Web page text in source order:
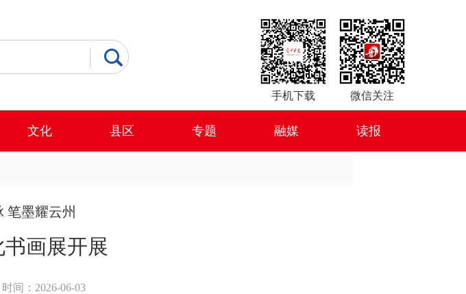
手机下载 微信关注
文化 县区 专题 融媒 读报
笔墨耀云州
画展开展
时间：2026-06-03